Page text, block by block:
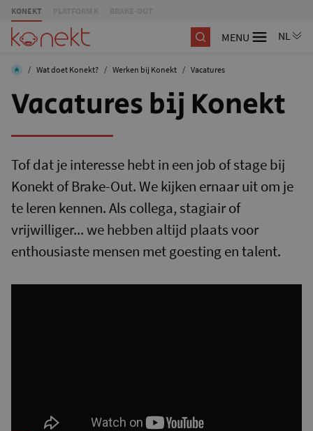
KONEKT
MENU
/ Wat doet Konekt? / Werken bij Konekt / Vacatures
Vacatures bij Konekt
Tof dat je interesse hebt in een job of stage bij
Konekt of Brake-Out. We kijken ernaar uit om je
te leren kennen. Als collega, stagiair of
vrijwilliger... we hebben altijd plaats voor
enthousiaste mensen met goesting en talent.